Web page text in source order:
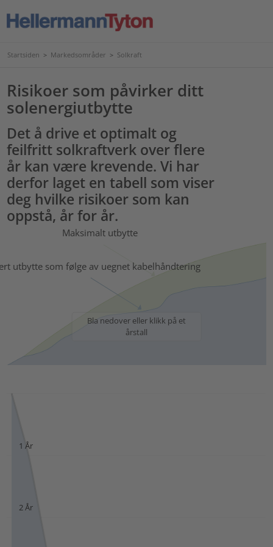
Startsiden > Markedsområder > Solkraft
Risikoer som påvirker ditt
solenergiutbytte
Det å drive et optimalt og
feilfritt solkraftverk over flere
år kan være krevende. Vi har
derfor laget en tabell som viser
deg hvilke risikoer som kan
oppstå, år for år.
Maksimalt utbytte
utbytte som følge av uegnet kabelhåndtering
Bla nedover eller klikk på et
årstall